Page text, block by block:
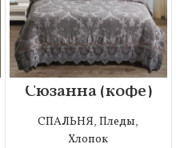
Сюзанна (кофе)
150х200
Покрывало
Махровая
СПАЛЬНЯ,Пледы,
Хлопок